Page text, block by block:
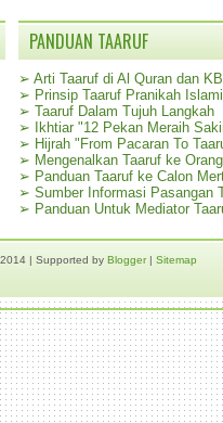
PANDUAN TAARUF
➢ Arti Taaruf di Al Quran dan
➢ Prinsip Taaruf Pranikah Islami
➢ Taaruf Dalam Tujuh Langkah
➢
Ikhtiar "12 Pekan Meraih
➢ Hijrah "From Pacaran To
➢ Mengenalkan Taaruf ke
➢ Panduan Taaruf ke Calon
➢ Sumber Informasi Pasangan
➢ Panduan Untuk Mediator
| Supported by Blogger| Sitemap